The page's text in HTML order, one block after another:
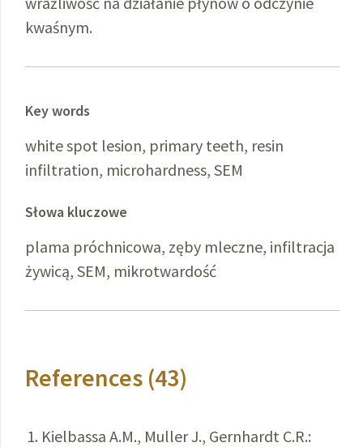
kwaśnym.
Key words
white spot lesion, primary teeth, resin
infiltration, microhardness, SEM
Słowa kluczowe
plama próchnicowa, zęby mleczne, infiltracja
żywicą, SEM, mikrotwardość
References (43)
Kielbassa A.M., Muller J., Gernhardt C.R.: